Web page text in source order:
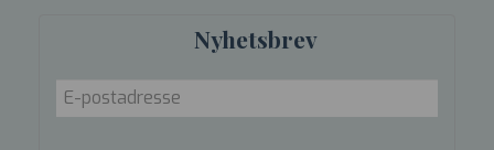
Nyhetsbrev